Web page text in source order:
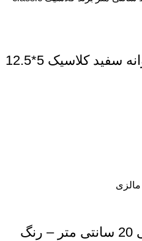
بسته 3 عددی شمع استوانه سفید کلاسیک 5*12.5
بسته 5 عددی شمع قلمی 20 سانتی متر – رنگ